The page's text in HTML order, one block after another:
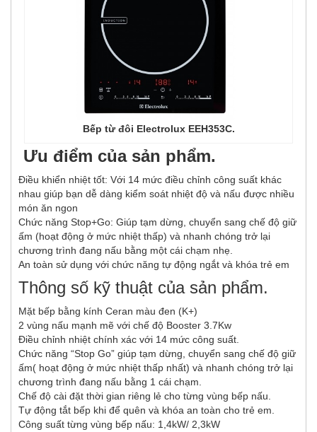
Bếp từ đôi Electrolux EEH353C.
Ưu điểm của sản phẩm.
Điều khiển nhiệt tốt: Với 14 mức điều chỉnh công suất khác
nhau giúp bạn dễ dàng kiểm soát nhiệt độ và nấu được nhiều
món ăn ngon
Chức năng Stop+Go: Giúp tạm dừng, chuyển sang chế độ giữ
ấm (hoạt động ở mức nhiệt thấp) và nhanh chóng trở lại
chương trình đang nấu bằng một cái chạm nhẹ.
An toàn sử dụng với chức năng tự động ngắt và khóa trẻ em
Thông số kỹ thuật của sản phẩm.
Mặt bếp bằng kính Ceran màu đen (K+)
2 vùng nấu mạnh mẽ với chế độ Booster 3.7Kw
Điều chỉnh nhiệt chính xác với 14 mức công suất.
Chức năng “Stop Go” giúp tạm dừng, chuyển sang chế độ giữ
ấm( hoạt động ở mức nhiệt thấp nhất) và nhanh chóng trở lại
chương trình đang nấu bằng 1 cái chạm.
Chế độ cài đặt thời gian riêng lẻ cho từng vùng bếp nấu.
Tự động tắt bếp khi để quên và khóa an toàn cho trẻ em.
Công suất từng vùng bếp nấu: 1,4kW/ 2,3kW